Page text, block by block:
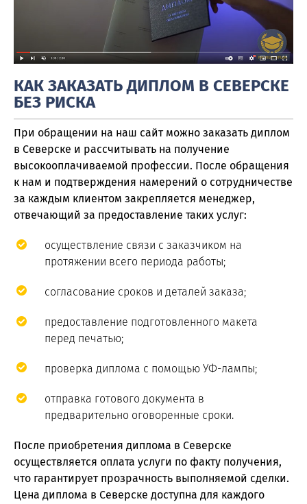
КАК ЗАКАЗАТЬ ДИПЛОМ В СЕВЕРСКЕ
БЕЗ РИСКА
При обращении на наш сайт можно заказать диплом
в Северске и рассчитывать на получение
высокооплачиваемой профессии. После обращения
к нам и подтверждения намерений о сотрудничестве
за каждым клиентом закрепляется менеджер,
отвечающий за предоставление таких услуг:
осуществление связи с заказчиком на
протяжении всего периода работы;
согласование сроков и деталей заказа;
предоставление подготовленного макета
перед печатью;
проверка диплома с помощью УФ-лампы;
отправка готового документа в
предварительно оговоренные сроки.
После приобретения диплома в Северске
осуществляется оплата услуги по факту получения,
что гарантирует прозрачность выполняемой сделки.
Цена диплома в Северске доступна для каждого